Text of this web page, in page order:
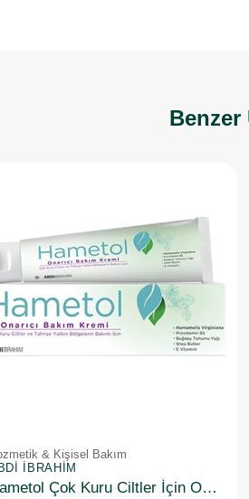
Benzer
& Kişisel Bakım
İBRAHIM
Hametol Çok Kuru Ciltler İçin Onarıcı Bakım Kremi 30 g